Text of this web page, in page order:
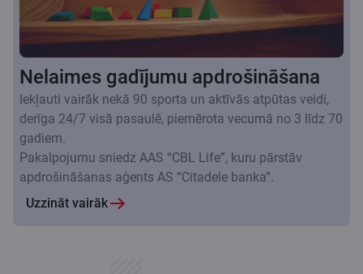
Nelaimes gadījumu apdrošināšana
Iekļauti vairāk nekā 90 sporta un aktīvās atpūtas veidi,
derīga 24/7 visā pasaulē, piemērota vecumā no 3 līdz 70
gadiem.
Pakalpojumu sniedz AAS “CBL Life”, kuru pārstāv
apdrošināšanas aģents AS “Citadele banka”.
Uzzināt vairāk